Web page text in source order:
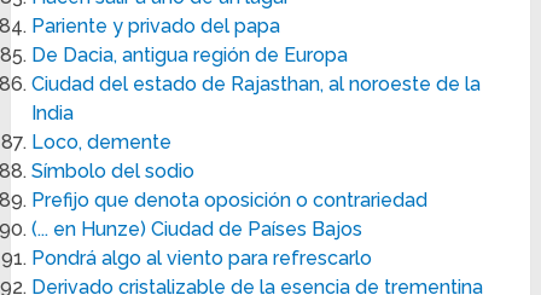
Pariente y privado del papa
De Dacia, antigua región de Europa
Ciudad del estado de Rajasthan, al noroeste de la
India
Loco, demente
Símbolo del sodio
Prefijo que denota oposición o contrariedad
(... en Hunze) Ciudad de Países Bajos
Pondrá algo al viento para refrescarlo
Derivado cristalizable de la esencia de trementina